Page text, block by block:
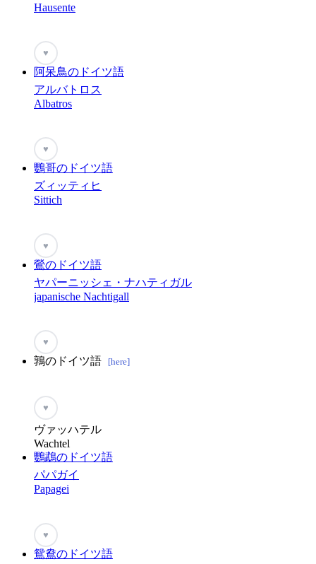
Hausente
♥
阿呆鳥のドイツ語
アルバトロス
Albatros
♥
鸚哥のドイツ語
ズィッティヒ
Sittich
♥
鶯のドイツ語
ヤパーニッシェ・ナハティガル
japanische Nachtigall
♥
鶉のドイツ語 [here]
♥
ヴァッハテル
Wachtel
鸚鵡のドイツ語
パパガイ
Papagei
♥
鴛鴦のドイツ語